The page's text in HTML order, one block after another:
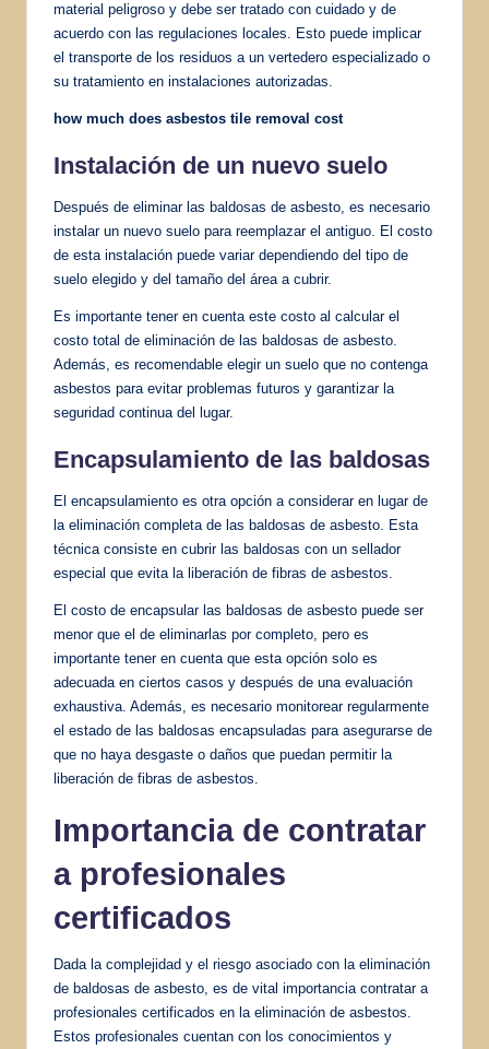
material peligroso y debe ser tratado con cuidado y de
acuerdo con las regulaciones locales. Esto puede implicar
el transporte de los residuos a un vertedero especializado o
su tratamiento en instalaciones autorizadas.
how much does asbestos tile removal cost
Instalación de un nuevo suelo
Después de eliminar las baldosas de asbesto, es necesario
instalar un nuevo suelo para reemplazar el antiguo. El costo
de esta instalación puede variar dependiendo del tipo de
suelo elegido y del tamaño del área a cubrir.
Es importante tener en cuenta este costo al calcular el
costo total de eliminación de las baldosas de asbesto.
Además, es recomendable elegir un suelo que no contenga
asbestos para evitar problemas futuros y garantizar la
seguridad continua del lugar.
Encapsulamiento de las baldosas
El encapsulamiento es otra opción a considerar en lugar de
la eliminación completa de las baldosas de asbesto. Esta
técnica consiste en cubrir las baldosas con un sellador
especial que evita la liberación de fibras de asbestos.
El costo de encapsular las baldosas de asbesto puede ser
menor que el de eliminarlas por completo, pero es
importante tener en cuenta que esta opción solo es
adecuada en ciertos casos y después de una evaluación
exhaustiva. Además, es necesario monitorear regularmente
el estado de las baldosas encapsuladas para asegurarse de
que no haya desgaste o daños que puedan permitir la
liberación de fibras de asbestos.
Importancia de contratar
a profesionales
certificados
Dada la complejidad y el riesgo asociado con la eliminación
de baldosas de asbesto, es de vital importancia contratar a
profesionales certificados en la eliminación de asbestos.
Estos profesionales cuentan con los conocimientos y